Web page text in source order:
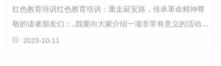
红色教育培训红色教育培训：重走延安路，传承革命精神尊
敬的读者朋友们：..我要向大家介绍一项非常有意义的活动
——红色教育培训。这是一次重走延安路、传承革命精…
2023-10-11